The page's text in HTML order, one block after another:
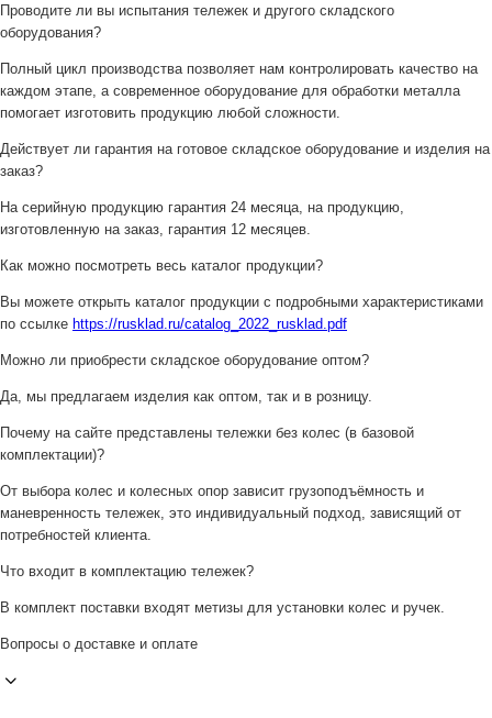
Проводите ли вы испытания тележек и другого складского
оборудования?
Полный цикл производства позволяет нам контролировать качество на
каждом этапе, а современное оборудование для обработки металла
помогает изготовить продукцию любой сложности.
Действует ли гарантия на готовое складское оборудование и изделия на
заказ?
На серийную продукцию гарантия 24 месяца, на продукцию,
изготовленную на заказ, гарантия 12 месяцев.
Как можно посмотреть весь каталог продукции?
Вы можете открыть каталог продукции с подробными характеристиками
по ссылке https://rusklad.ru/catalog_2022_rusklad.pdf
Можно ли приобрести складское оборудование оптом?
Да, мы предлагаем изделия как оптом, так и в розницу.
Почему на сайте представлены тележки без колес (в базовой
комплектации)?
От выбора колес и колесных опор зависит грузоподъёмность и
маневренность тележек, это индивидуальный подход, зависящий от
потребностей клиента.
Что входит в комплектацию тележек?
В комплект поставки входят метизы для установки колес и ручек.
Вопросы о доставке и оплате